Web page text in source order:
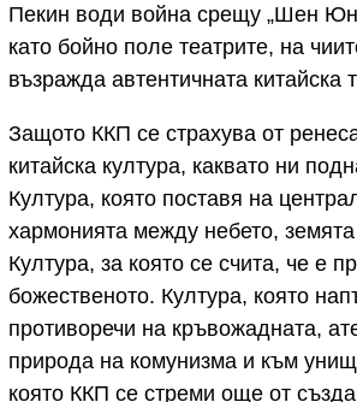
Пекин води война срещу „Шен
като бойно поле театрите, на
възражда автентичната китайска
Защото ККП се страхува от
китайска култура, каквато ни
Култура, която поставя на
хармонията между небето, земята
Култура, за която се счита, че е
божественото. Култура, която
противоречи на кръвожадната,
природа на комунизма и към
която ККП се стреми още от